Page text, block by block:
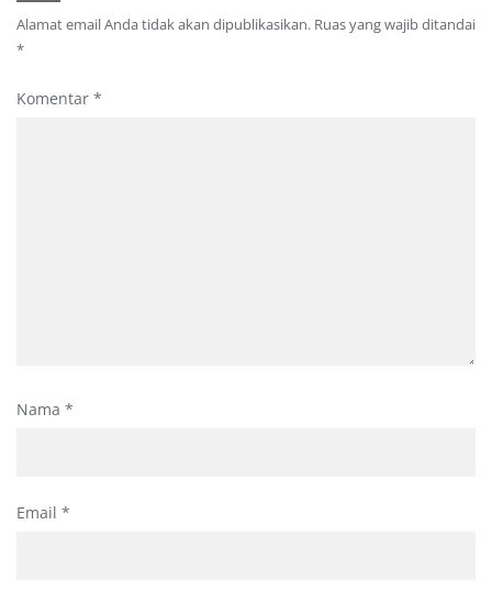
Alamat email Anda tidak akan dipublikasikan. Ruas yang wajib ditandai
*
Komentar *
Nama *
Email *